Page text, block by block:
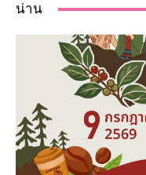
น่าน